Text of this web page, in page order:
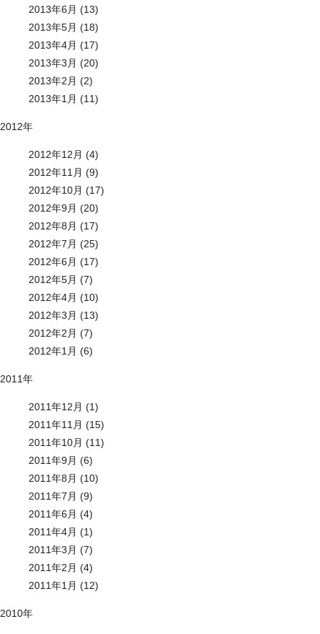
2013年6月 (13)
2013年5月 (18)
2013年4月 (17)
2013年3月 (20)
2013年2月 (2)
2013年1月 (11)
2012年
2012年12月 (4)
2012年11月 (9)
2012年10月 (17)
2012年9月 (20)
2012年8月 (17)
2012年7月 (25)
2012年6月 (17)
2012年5月 (7)
2012年4月 (10)
2012年3月 (13)
2012年2月 (7)
2012年1月 (6)
2011年
2011年12月 (1)
2011年11月 (15)
2011年10月 (11)
2011年9月 (6)
2011年8月 (10)
2011年7月 (9)
2011年6月 (4)
2011年4月 (1)
2011年3月 (7)
2011年2月 (4)
2011年1月 (12)
2010年